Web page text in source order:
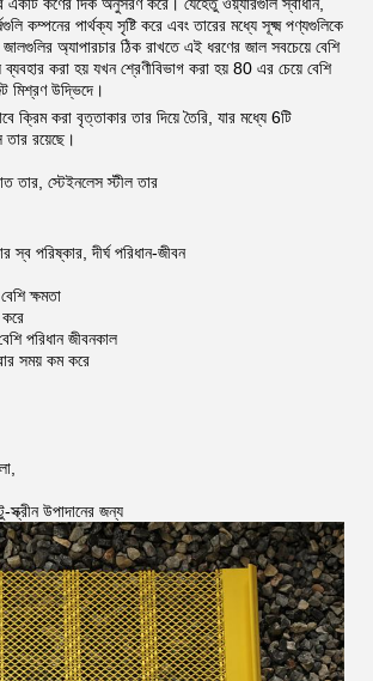
কম্পনের পার্থক্য সৃষ্টি করে এবং তারের মধ্যে সূক্ষ্ম পণ্যগুলিকে
অ্যাপারচার ঠিক রাখতে এই ধরণের জাল সবচেয়ে বেশি
করা হয় যখন শ্রেণীবিভাগ করা হয় 80 এর চেয়ে বেশি
মিশ্রণ উদ্ভিদে।
ক্রিম করা বৃত্তাকার তার দিয়ে তৈরি, যার মধ্যে 6টি
রয়েছে।
তার, স্টেইনলেস স্টীল তার
স্ব পরিষ্কার, দীর্ঘ পরিধান-জীবন
ক্ষমতা
করে
পরিধান জীবনকাল
সময় কম করে
স্ক্রীন উপাদানের জন্য